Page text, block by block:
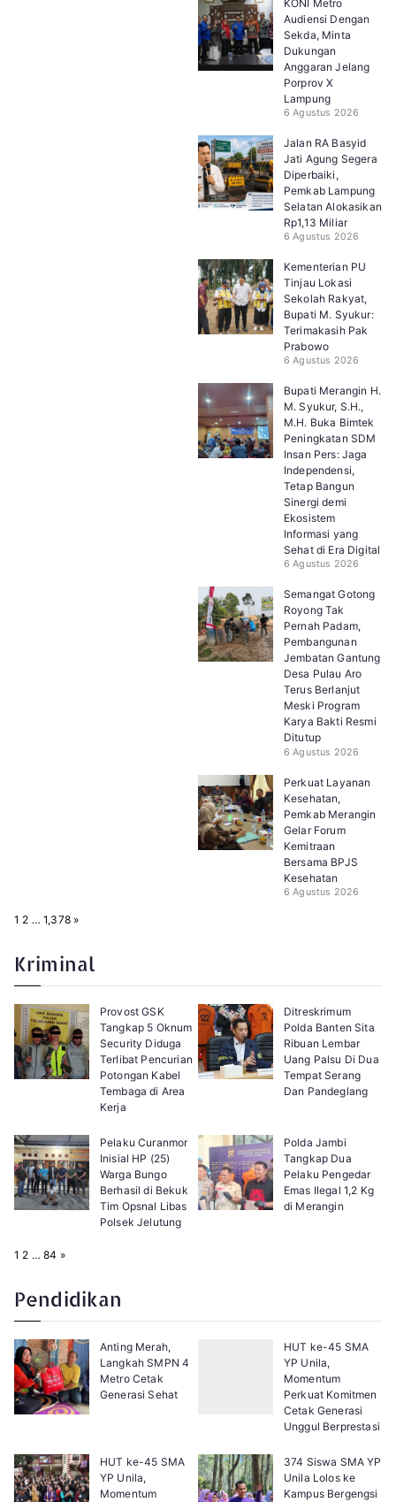
KONI Metro
Audiensi Dengan
Sekda, Minta
Dukungan
Anggaran Jelang
Porprov X
Lampung
6 Agustus 2026
Jalan RA Basyid
Jati Agung Segera
Diperbaiki,
Pemkab Lampung
Selatan Alokasikan
Rp1,13 Miliar
6 Agustus 2026
Kementerian PU
Tinjau Lokasi
Sekolah Rakyat,
Bupati M. Syukur:
Terimakasih Pak
Prabowo
6 Agustus 2026
Bupati Merangin H.
M. Syukur, S.H.,
M.H. Buka Bimtek
Peningkatan SDM
Insan Pers: Jaga
Independensi,
Tetap Bangun
Sinergi demi
Ekosistem
Informasi yang
Sehat di Era Digital
6 Agustus 2026
Semangat Gotong
Royong Tak
Pernah Padam,
Pembangunan
Jembatan Gantung
Desa Pulau Aro
Terus Berlanjut
Meski Program
Karya Bakti Resmi
Ditutup
6 Agustus 2026
Perkuat Layanan
Kesehatan,
Pemkab Merangin
Gelar Forum
Kemitraan
Bersama BPJS
Kesehatan
6 Agustus 2026
P
:
1 2 … 1,378 N
»
Kriminal
Provost GSK
Tangkap 5 Oknum
Security Diduga
Terlibat Pencurian
Potongan Kabel
Tembaga di Area
Kerja
Ditreskrimum
Polda Banten Sita
Ribuan Lembar
Uang Palsu Di Dua
Tempat Serang
Dan Pandeglang
Pelaku Curanmor
Inisial HP (25)
Warga Bungo
Berhasil di Bekuk
Tim Opsnal Libas
Polsek Jelutung
Polda Jambi
Tangkap Dua
Pelaku Pengedar
Emas Ilegal 1,2 Kg
di Merangin
P
:
1 2 … 84 N
»
Pendidikan
Anting Merah,
Langkah SMPN 4
Metro Cetak
Generasi Sehat
HUT ke-45 SMA
YP Unila,
Momentum
Perkuat Komitmen
Cetak Generasi
Unggul Berprestasi
HUT ke-45 SMA
YP Unila,
Momentum
374 Siswa SMA YP
Unila Lolos ke
Kampus Bergengsi